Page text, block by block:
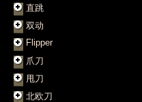
直跳
双动
Flipper
爪刀
甩刀
北欧刀